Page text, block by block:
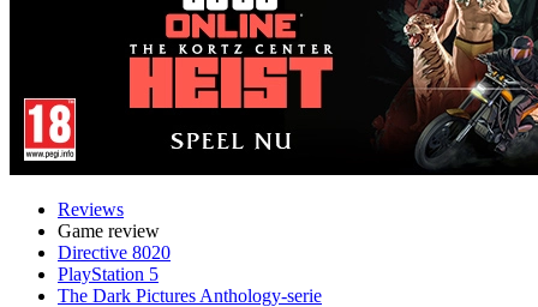
Reviews
Game review
Directive 8020
PlayStation 5
The Dark Pictures Anthology-serie